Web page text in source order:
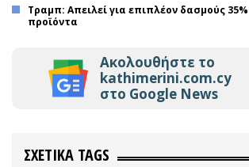
Τραμπ: Απειλεί για επιπλέον δασμούς
προϊόντα
Ακολουθήστε το
kathimerini.com.cy
στο Google News
ΣΧΕΤΙΚΑ TAGS